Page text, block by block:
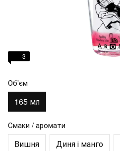
3
Об'єм
165 мл
Смаки / аромати
Вишня Диня і манго